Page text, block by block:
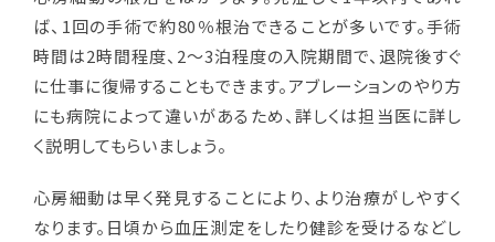
ば、 1回の手術で約80％根治できることが多いです。手術
時間は2時間程度、 2～3泊程度の入院期間で、退院後すぐ
に仕事に復帰することもできます。アブレーションのやり方
にも病院によって違いがあるため、詳しくは担当医に詳し
く説明してもらいましょう。
心房細動は早く発見することにより、より治療がしやすく
なります。日頃から血圧測定をしたり健診を受けるなどし